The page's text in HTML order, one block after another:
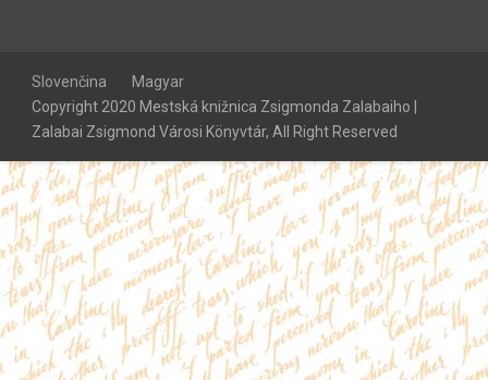
Slovenčina
Magyar
Copyright 2020 Mestská knižnica Zsigmonda Zalabaiho |
Zalabai Zsigmond Városi Könyvtár, All Right Reserved